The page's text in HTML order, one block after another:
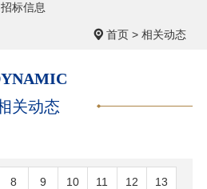
标信息
首页> 相关动态
关动态
8 9 10 11 12 13